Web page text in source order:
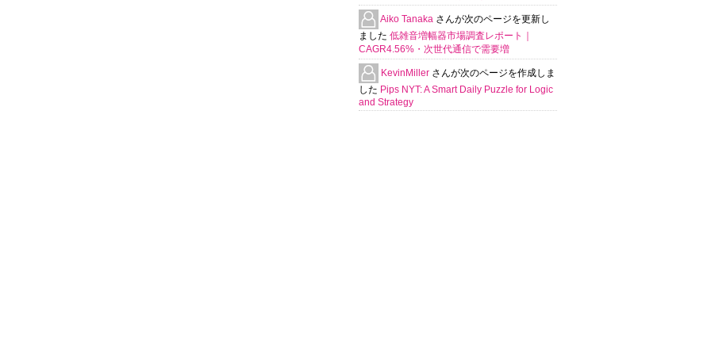
Aiko Tanaka さんが次のページを更新し
ました 低雑音増幅器市場調査レポート｜
CAGR4.56%・次世代通信で需要増
KevinMiller さんが次のページを作成しま
した Pips NYT: A Smart Daily Puzzle for Logic
and Strategy